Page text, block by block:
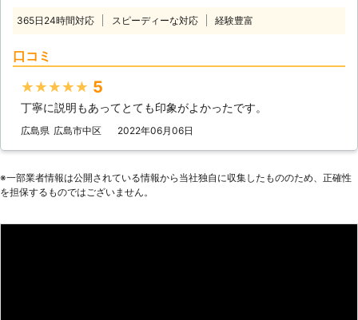
きは、「株式会社クイックキャット」
てしまったからです。車のエンジンは
バッテリー内の電気を利用して動きだ
す。 またエンジンだけではなくカー
って動かなくなってしまいます。
365日24時間対応 スピーディーな対応 経験豊富
口コミ
★★★★★ 5
丁寧に説明もあってとても印象がよかったです。
広島県 広島市中区 2022年06月06日
※⼀部業者情報は公開されている情報から当社独⾃に収集したもののため、正確性
を担保するものではございません。